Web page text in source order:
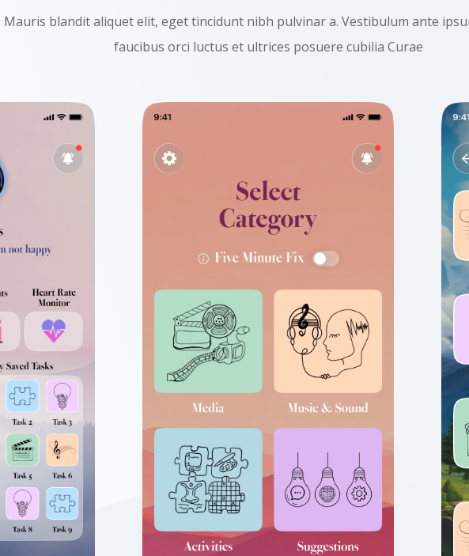
Mauris blandit aliquet elit, eget tincidunt nibh pulvinar a. Vestibulum ante
faucibus orci luctus et ultrices posuere cubilia Curae